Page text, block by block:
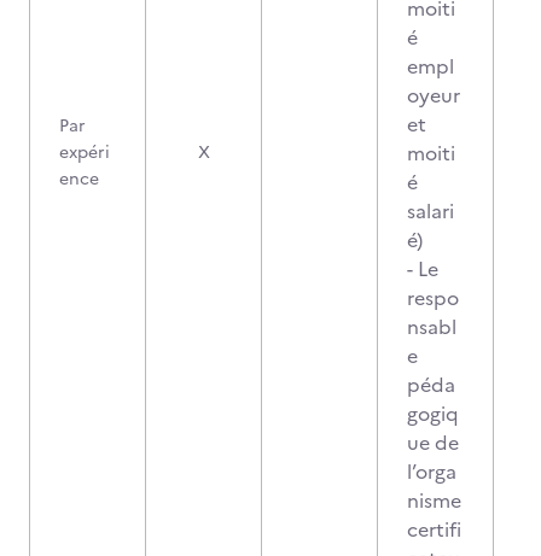
Par
expéri
ence
X
moiti
é
empl
oyeur
et
moiti
é
salari
é)
- Le
respo
nsabl
e
péda
gogiq
ue de
l’orga
nisme
certifi